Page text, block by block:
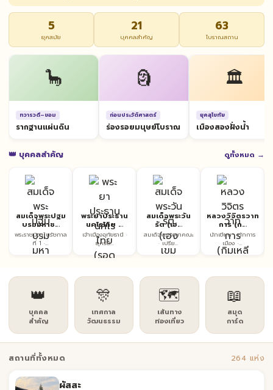
5
ยุคสมัย
21
บุคคลสำคัญ
63
โบราณสถาน
🦕
ทวารวดี–ขอม
รากฐานแผ่นดิน
🗿
ก่อนประวัติศาสตร์
ร่องรอยมนุษย์โบราณ
🏛️
ยุคสุโขทัย
เมืองสองฝั่งน้ำ
👑 บุคคลสำคัญ ดูทั้งหมด →
สมเด็จพระปฐม
บรมมหาช…
พระราชบิดาในรัชกาล
ที่ 1 ·…
พระยาประธาน
นคโรไทย …
เจ้าเมืองอุทัยธานี ·
ยุครัช…
สมเด็จพระวัน
รัต (เฮ…
สมเด็จพระราชาคณะ
· เปรีย…
หลวงวิจิตรวาท
การ (ก…
นักเขียน · นักการ
เมือง ·…
👑
บุคคล
สำคัญ
🎊
เทศกาล
วัฒนธรรม
🗺️
เส้นทาง
ท่องเที่ยว
📖
สมุด
การ์ด
สถานที่ทั้งหมด 264 แห่ง
ผัสสะ